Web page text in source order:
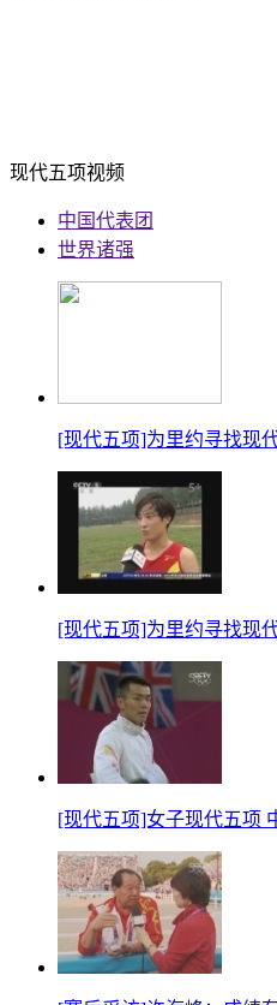
现代五项视频
中国代表团
世界诸强
[现代五项]为里约寻找现
[现代五项]为里约寻找现
[现代五项]女子现代五项